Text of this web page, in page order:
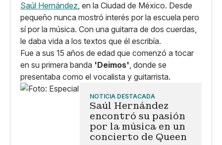
Saúl Hernández, en la Ciudad de México. Desde
pequeño nunca mostró interés por la escuela pero
sí por la música. Con una guitarra de dos cuerdas,
le daba vida a los textos que él escribía.
Fue a sus 15 años de edad que comenzó a tocar
en su primera banda 'Deimos', donde se
presentaba como el vocalista y guitarrista.
NOTICIA DESTACADA
Saúl Hernández
encontró su pasión
por la música en un
concierto de Queen